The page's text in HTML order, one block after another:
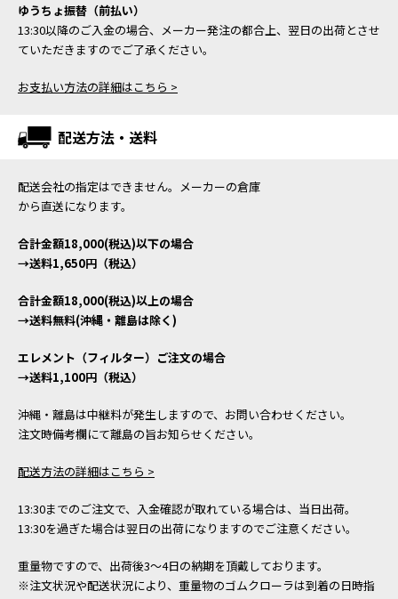
ゆうちょ振替（前払い）
13:30以降のご入金の場合、メーカー発注の都合上、翌日の出荷とさせ
ていただきますのでご了承ください。
お支払い方法の詳細はこちら >
配送方法・送料
配送会社の指定はできません。メーカーの倉庫
から直送になります。
合計金額18,000(税込)以下の場合
→送料1,650円（税込）
合計金額18,000(税込)以上の場合
→送料無料(沖縄・離島は除く)
エレメント（フィルター）ご注文の場合
→送料1,100円（税込）
沖縄・離島は中継料が発生しますので、お問い合わせください。
注文時備考欄にて離島の旨お知らせください。
配送方法の詳細はこちら >
13:30までのご注文で、入金確認が取れている場合は、当日出荷。
13:30を過ぎた場合は翌日の出荷になりますのでご注意ください。
重量物ですので、出荷後3～4日の納期を頂戴しております。
※注文状況や配送状況により、重量物のゴムクローラは到着の日時指